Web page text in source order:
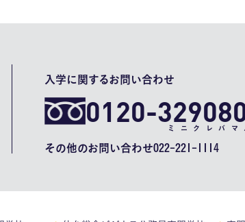
入学に関するお問い合わせ
0120-
ミニクレバ
その他のお問い合わせ022-221-1114